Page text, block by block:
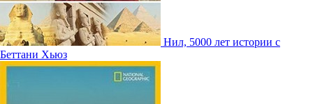
Нил, 5000 лет истории с
Беттани Хьюз